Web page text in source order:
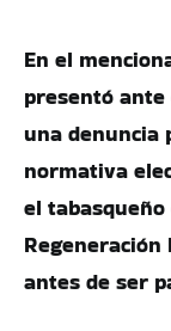
En el
presentó ante
una denuncia
normativa
el
Regeneración
antes de ser